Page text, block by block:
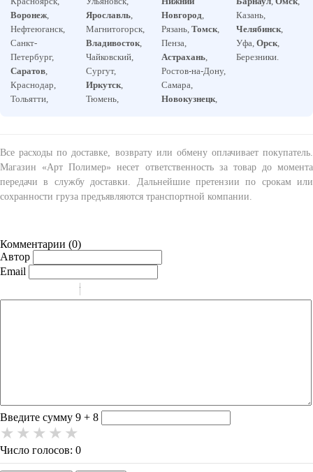
Воронеж,
Нефтеюганск,
Санкт-
Петербург,
Саратов,
Краснодар,
Тольятти,
Ярославль,
Магнитогорск,
Владивосток,
Чайковский,
Сургут,
Иркутск,
Тюмень,
Новгород,
Рязань, Томск,
Пенза,
Астрахань,
Ростов-на-Дону,
Самара,
Новокузнецк,
Казань,
Челябинск,
Уфа,Орск,
Березники.
Все расходы по доставке, возврату или обмену оплачивает покупатель.
Магазин «Арт Полимер» несет ответственность за товар до момента
передачи в службу доставки. Дальнейшие претензии по срокам или
сохранности груза предъявляются транспортной компании.
Комментарии (0)
Автор
Email
-
-
-
Введите сумму 9 + 8
Число голосов: 0